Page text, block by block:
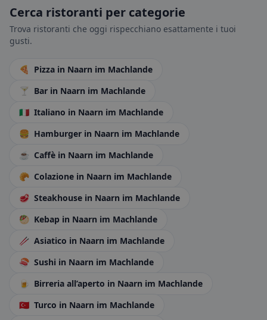
Cerca ristoranti per categorie
Trova ristoranti che oggi rispecchiano esattamente i tuoi
gusti.
🍕 Pizza in Naarn im Machlande
🍸 Bar in Naarn im Machlande
🇮🇹 Italiano in Naarn im Machlande
🍔 Hamburger in Naarn im Machlande
☕ Caffè in Naarn im Machlande
🥐 Colazione in Naarn im Machlande
🥩 Steakhouse in Naarn im Machlande
🥙 Kebap in Naarn im Machlande
🥢 Asiatico in Naarn im Machlande
🍣 Sushi in Naarn im Machlande
🍺 Birreria all’aperto in Naarn im Machlande
🇹🇷 Turco in Naarn im Machlande